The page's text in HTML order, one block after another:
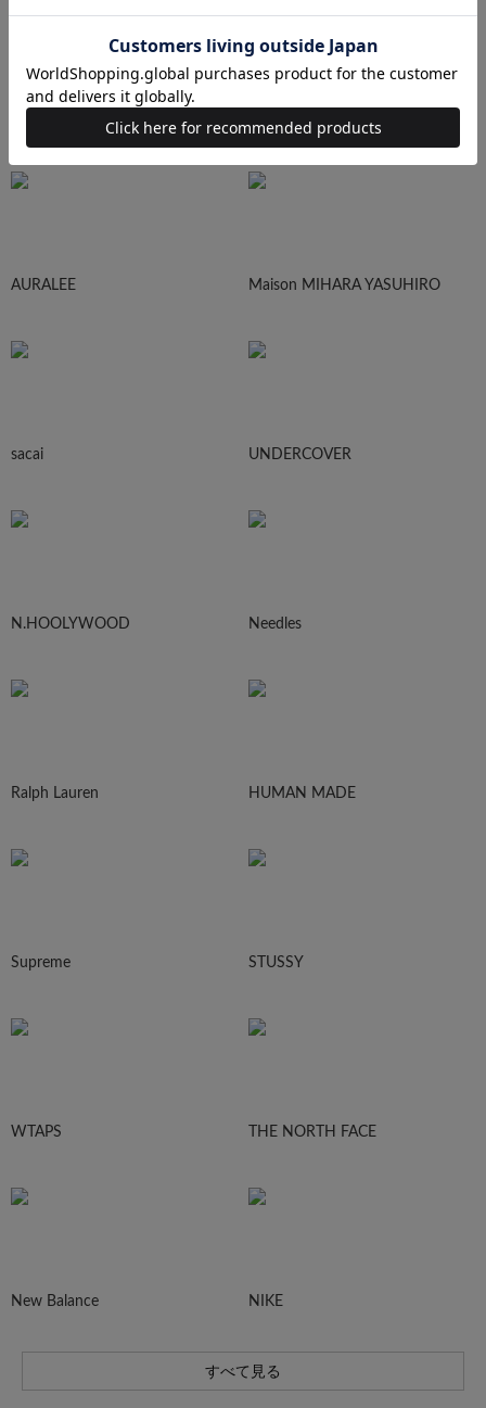
AURALEE Maison MIHARA YASUHIRO
sacai UNDERCOVER
N.HOOLYWOOD Needles
Ralph Lauren HUMAN MADE
Supreme STUSSY
WTAPS THE NORTH FACE
New Balance NIKE
すべて見る